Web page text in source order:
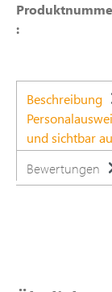
:
Beschreibung
und sichtbar
Bewertungen